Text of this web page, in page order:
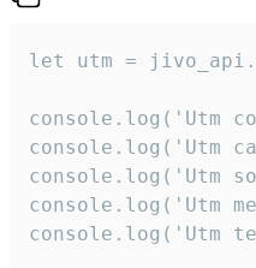
let utm =
console.log('Utm
console.log('Utm
console.log('Utm
console.log('Utm
console.log('Utm